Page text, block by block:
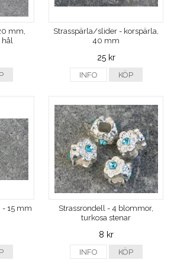
mm,
Strasspärla/slider - korspärla,
40 mm
25 kr
INFO KÖP
- 15 mm
Strassrondell - 4 blommor,
turkosa stenar
8 kr
INFO KÖP